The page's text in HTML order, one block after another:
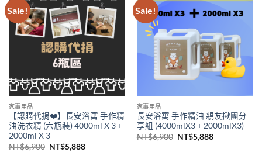
Sale!
家事用品
【認購代捐❤️】長安浴寓 手作精
油洗衣精 (六瓶裝) 4000ml X 3 +
2000ml X 3
NT$6,900 Original
NT$5,888Current
Sale!
家事用品
長安浴寓 手作精油 親友揪團分
享組 (4000mlX3 + 2000mlX3)
NT$6,900 Original
NT$5,888Current